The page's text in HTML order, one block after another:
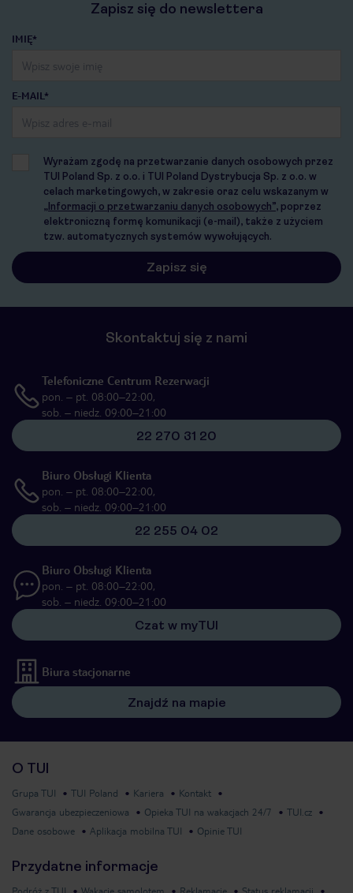
Zapisz się do newslettera
IMIĘ*
E-MAIL*
Wyrażam zgodę na przetwarzanie danych osobowych przez
TUI Poland Sp. z o.o. i TUI Poland Dystrybucja Sp. z o.o. w
celach marketingowych, w zakresie oraz celu wskazanym w
„Informacji o przetwarzaniu danych osobowych”, poprzez
elektroniczną formę komunikacji (e-mail), także z użyciem
tzw. automatycznych systemów wywołujących.
Skontaktuj się z nami
Telefoniczne Centrum Rezerwacji
pon. – pt. 08:00–22:00,
sob. – niedz. 09:00–21:00
22 270 31 20
Biuro Obsługi Klienta
pon. – pt. 08:00–22:00,
sob. – niedz. 09:00–21:00
22 255 04 02
Biuro Obsługi Klienta
pon. – pt. 08:00–22:00,
sob. – niedz. 09:00–21:00
Czat w myTUI
Biura stacjonarne
Znajdź na mapie
O TUI
Grupa TUI TUI Poland Kariera
Kontakt
Gwarancja ubezpieczeniowa
Opieka TUI na wakacjach 24/7
TUI.cz
Dane osobowe
Aplikacja mobilna TUI Opinie TUI
Przydatne informacje